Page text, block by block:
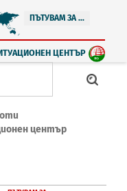
ПЪТУВАМ ЗА ...
ЦЕНТЪР
център